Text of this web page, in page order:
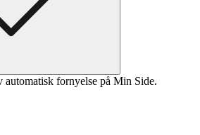
automatisk fornyelse på Min Side.